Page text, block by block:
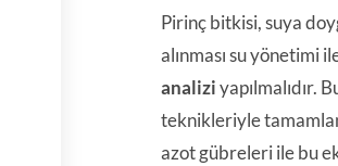
Pirinç bitkisi, suya
alınması su yönetimi
analiziyapılmalıdır.
teknikleriyle
azot gübreleri ile bu